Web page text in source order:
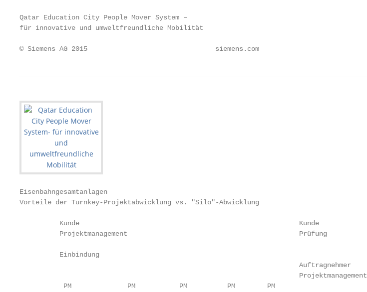
Qatar Education City People Mover System –
für innovative und umweltfreundliche Mobilität
© Siemens AG 2015                                siemens.com
Eisenbahngesamtanlagen
Vorteile der Turnkey-Projektabwicklung vs. "Silo"-Abwicklung
          Kunde                                                       Kunde
          Projektmanagement                                           Prüfung
          Einbindung
                                                                      Auftragnehmer
                                                                      Projektmanagement
           PM              PM           PM          PM        PM